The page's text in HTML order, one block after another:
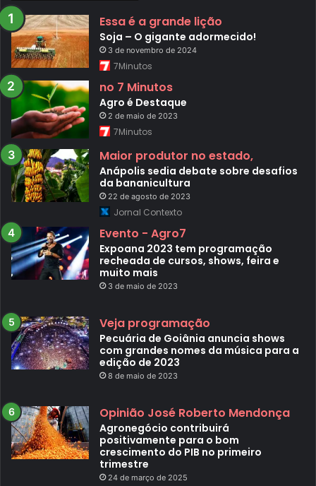
Essa é a grande lição
Soja – O gigante adormecido!
3 de novembro de 2024
7Minutos
no 7 Minutos
Agro é Destaque
2 de maio de 2023
7Minutos
Maior produtor no estado,
Anápolis sedia debate sobre desafios
da bananicultura
22 de agosto de 2023
Jornal Contexto
Evento - Agro7
Expoana 2023 tem programação
recheada de cursos, shows, feira e
muito mais
3 de maio de 2023
Veja programação
Pecuária de Goiânia anuncia shows
com grandes nomes da música para a
edição de 2023
8 de maio de 2023
Opinião José Roberto Mendonça
Agronegócio contribuirá
positivamente para o bom
crescimento do PIB no primeiro
trimestre
24 de março de 2025